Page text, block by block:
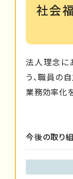
社会
法人理念に
う、職員の
業務効率化
今後の取り